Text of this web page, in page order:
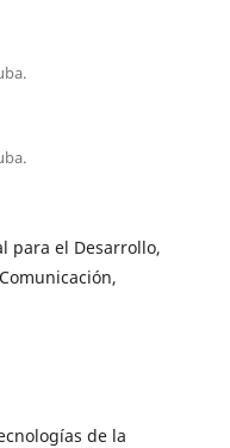
para el Desarrollo,
de la